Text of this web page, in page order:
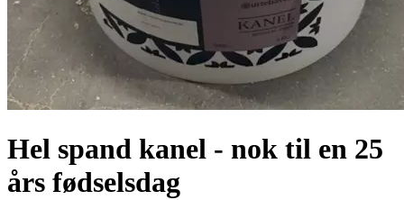
Hel spand kanel - nok til en 25
års fødselsdag